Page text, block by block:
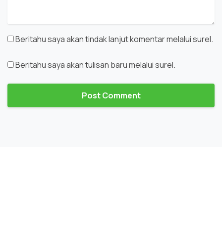
Beritahu saya akan tindak lanjut komentar melalui surel.
Beritahu saya akan tulisan baru melalui surel.